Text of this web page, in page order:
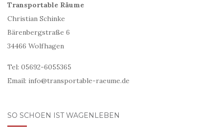
Transportable Räume
Christian Schinke
Bärenbergstraße 6
34466 Wolfhagen
Tel: 05692-6055365
Email: info@transportable-raeume.de
SO SCHOEN IST WAGENLEBEN